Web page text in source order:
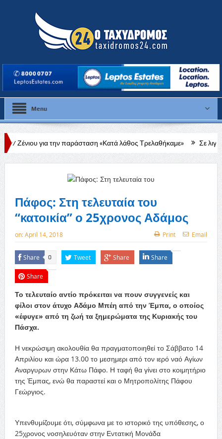
Menu
παράσταση «Κατά λάθος Τρελαθήκαμε» Σε λιγότερο από έναν
Πάφος: Στη τελευταία του
“κατοικία” ο 25χρονος Αδάμος
on:April 14, 2018 Print Email
Share 0 Tweet Share Share
Share
Το τελευταίο αντίο πρόκειται να πουν συγγενείς και
φίλοι στον άτυχο Αδάμο Μπέη από την Έμπα, ο οποίος
«έφυγε» από τη ζωή τα ξημερώματα της Κυριακής του
Πάσχα.
Η νεκρώσιμη ακολουθία θα πραγματοποιηθεί το Σάββατο 14
Απριλίου και ώρα 13.00 το μεσημερι από τον ιερό ναό Αγίων
Αναργυρων στην Κάτω Πάφο. Η ταφή θα γίνει στο κοιμητήριο
της Έμπας, ενώ θα παραστεί και ο Μητροπολίτης Πάφου
Γεώργιος.
Υπενθυμίζουμε ότι, σύμφωνα με το ιστορικό της υπόθεσης, ο
25χρονος νοσηλευόταν στην Εντατική Μονάδα